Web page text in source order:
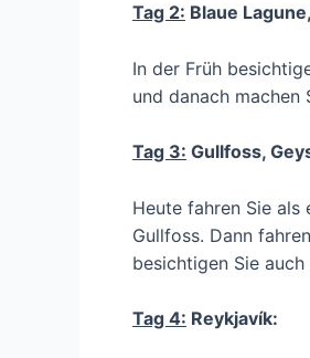
Tag 2: Blaue
In der Früh
und danach
Tag 3: Gullfoss,
Heute fahren Sie als
Gullfoss. Dann
besichtigen Sie
Tag 4: Reykjavík: